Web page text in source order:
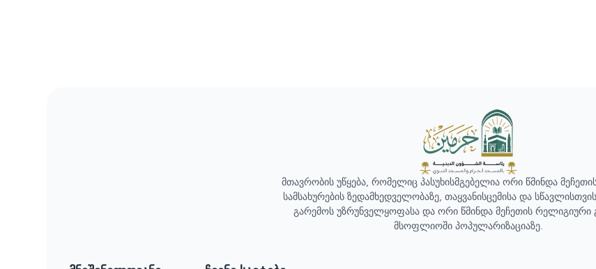
მთავრობის უწყება, რომელიც პასუხისმგებელია ორი წმინდა
სამსახურების ზედამხედველობაზე, თაყვანისცემისა და
გარემოს უზრუნველყოფასა და ორი წმინდა მეჩეთის რელიგიური
მსოფლიოში პოპულარიზაციაზე.